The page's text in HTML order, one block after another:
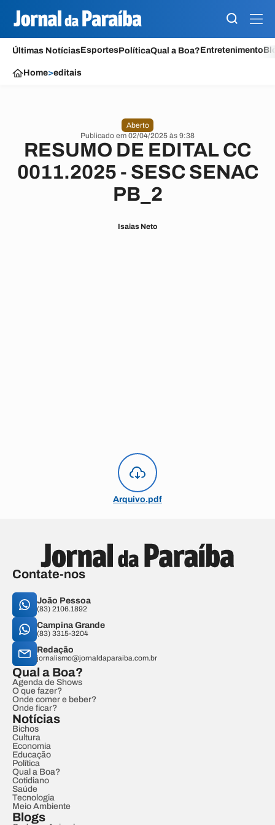
Últimas NotíciasEsportesPolíticaQual a Boa?Entretenimento
Home>editais
Aberto
Publicado em 02/04/2025 às 9:38
RESUMO DE EDITAL CC
0011.2025 - SESC SENAC
PB_2
Isaias Neto
Arquivo.pdf
Contate-nos
João Pessoa
(83) 2106.1892
Campina Grande
(83) 3315-3204
Redação
jornalismo@jornaldaparaiba.com.br
Qual a Boa?
Agenda de Shows
O que fazer?
Onde comer e beber?
Onde ficar?
Notícias
Bichos
Cultura
Economia
Educação
Política
Qual a Boa?
Cotidiano
Saúde
Tecnologia
Meio Ambiente
Blogs